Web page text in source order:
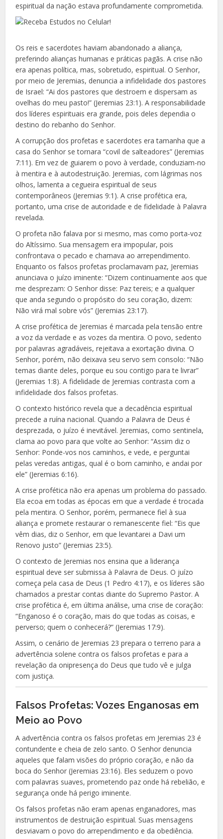
espiritual da nação estava profundamente comprometida.
Os reis e sacerdotes haviam abandonado a aliança,
preferindo alianças humanas e práticas pagãs. A crise não
era apenas política, mas, sobretudo, espiritual. O Senhor,
por meio de Jeremias, denuncia a infidelidade dos pastores
de Israel: “Ai dos pastores que destroem e dispersam as
ovelhas do meu pasto!” (Jeremias 23:1). A responsabilidade
dos líderes espirituais era grande, pois deles dependia o
destino do rebanho do Senhor.
A corrupção dos profetas e sacerdotes era tamanha que a
casa do Senhor se tornara “covil de salteadores” (Jeremias
7:11). Em vez de guiarem o povo à verdade, conduziam-no
à mentira e à autodestruição. Jeremias, com lágrimas nos
olhos, lamenta a cegueira espiritual de seus
contemporâneos (Jeremias 9:1). A crise profética era,
portanto, uma crise de autoridade e de fidelidade à Palavra
revelada.
O profeta não falava por si mesmo, mas como porta-voz
do Altíssimo. Sua mensagem era impopular, pois
confrontava o pecado e chamava ao arrependimento.
Enquanto os falsos profetas proclamavam paz, Jeremias
anunciava o juízo iminente: “Dizem continuamente aos que
me desprezam: O Senhor disse: Paz tereis; e a qualquer
que anda segundo o propósito do seu coração, dizem:
Não virá mal sobre vós” (Jeremias 23:17).
A crise profética de Jeremias é marcada pela tensão entre
a voz da verdade e as vozes da mentira. O povo, sedento
por palavras agradáveis, rejeitava a exortação divina. O
Senhor, porém, não deixava seu servo sem consolo: “Não
temas diante deles, porque eu sou contigo para te livrar”
(Jeremias 1:8). A fidelidade de Jeremias contrasta com a
infidelidade dos falsos profetas.
O contexto histórico revela que a decadência espiritual
precede a ruína nacional. Quando a Palavra de Deus é
desprezada, o juízo é inevitável. Jeremias, como sentinela,
clama ao povo para que volte ao Senhor: “Assim diz o
Senhor: Ponde-vos nos caminhos, e vede, e perguntai
pelas veredas antigas, qual é o bom caminho, e andai por
ele” (Jeremias 6:16).
A crise profética não era apenas um problema do passado.
Ela ecoa em todas as épocas em que a verdade é trocada
pela mentira. O Senhor, porém, permanece fiel à sua
aliança e promete restaurar o remanescente fiel: “Eis que
vêm dias, diz o Senhor, em que levantarei a Davi um
Renovo justo” (Jeremias 23:5).
O contexto de Jeremias nos ensina que a liderança
espiritual deve ser submissa à Palavra de Deus. O juízo
começa pela casa de Deus (1 Pedro 4:17), e os líderes são
chamados a prestar contas diante do Supremo Pastor. A
crise profética é, em última análise, uma crise de coração:
“Enganoso é o coração, mais do que todas as coisas, e
perverso; quem o conhecerá?” (Jeremias 17:9).
Assim, o cenário de Jeremias 23 prepara o terreno para a
advertência solene contra os falsos profetas e para a
revelação da onipresença do Deus que tudo vê e julga
com justiça.
Falsos Profetas: Vozes Enganosas em
Meio ao Povo
A advertência contra os falsos profetas em Jeremias 23 é
contundente e cheia de zelo santo. O Senhor denuncia
aqueles que falam visões do próprio coração, e não da
boca do Senhor (Jeremias 23:16). Eles seduzem o povo
com palavras suaves, prometendo paz onde há rebelião, e
segurança onde há perigo iminente.
Os falsos profetas não eram apenas enganadores, mas
instrumentos de destruição espiritual. Suas mensagens
desviavam o povo do arrependimento e da obediência.